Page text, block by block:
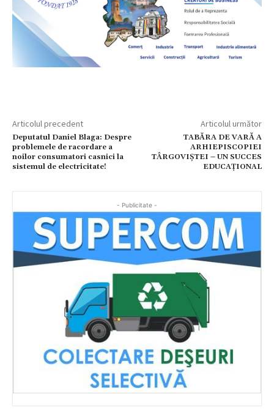
Articolul precedent
Deputatul Daniel Blaga: Despre
problemele de racordare a
noilor consumatori casnici la
sistemul de electricitate!
Articolul următor
TABĂRA DE VARĂ A
ARHIEPISCOPIEI
TÂRGOVIȘTEI – UN SUCCES
EDUCAȚIONAL
- Publicitate -